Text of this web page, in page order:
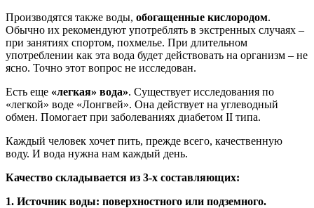
Производятся также воды, обогащенные кислородом.
Обычно их рекомендуют употреблять в экстренных случаях –
при занятиях спортом, похмелье. При длительном
употреблении как эта вода будет действовать на организм – не
ясно. Точно этот вопрос не исследован.
Есть еще «легкая» вода». Существует исследования по
«легкой» воде «Лонгвей». Она действует на углеводный
обмен. Помогает при заболеваниях диабетом II типа.
Каждый человек хочет пить, прежде всего, качественную
воду. И вода нужна нам каждый день.
Качество складывается из 3-х составляющих:
1. Источник воды: поверхностного или подземного.